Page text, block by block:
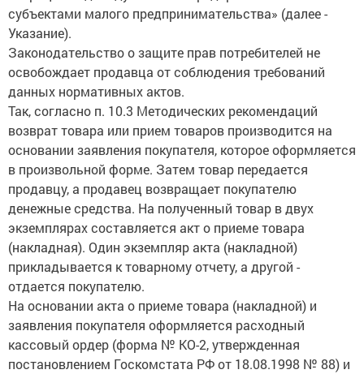
субъектами малого предпринимательства» (далее -
Указание).
Законодательство о защите прав потребителей не
освобождает продавца от соблюдения требований
данных нормативных актов.
Так, согласно п. 10.3 Методических рекомендаций
возврат товара или прием товаров производится на
основании заявления покупателя, которое оформляется
в произвольной форме. Затем товар передается
продавцу, а продавец возвращает покупателю
денежные средства. На полученный товар в двух
экземплярах составляется акт о приеме товара
(накладная). Один экземпляр акта (накладной)
прикладывается к товарному отчету, а другой -
отдается покупателю.
На основании акта о приеме товара (накладной) и
заявления покупателя оформляется расходный
кассовый ордер (форма № КО-2, утвержденная
постановлением Госкомстата РФ от 18.08.1998 № 88) и